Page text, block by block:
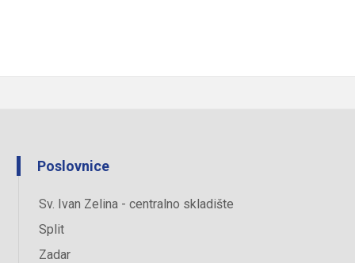
Poslovnice
Sv. Ivan Zelina - centralno skladište
Split
Zadar